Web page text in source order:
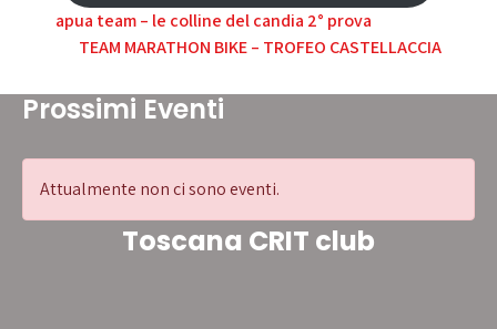
Navigazione
articoli
apua team – le colline del candia 2° prova
TEAM MARATHON BIKE – TROFEO CASTELLACCIA
Prossimi Eventi
Attualmente non ci sono eventi.
Toscana CRIT club